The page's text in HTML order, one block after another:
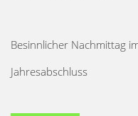
Besinnlicher Nachmittag
Jahresabschluss